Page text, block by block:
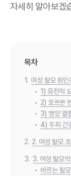
자세히 알아보겠
목차
1. 여성 탈모 원
• 1) 유전적
• 2) 호르몬
• 3) 영양 결
• 4) 두피 건
2. 2. 여성 탈모
3. 3. 여성 탈모
• 바르는 탈